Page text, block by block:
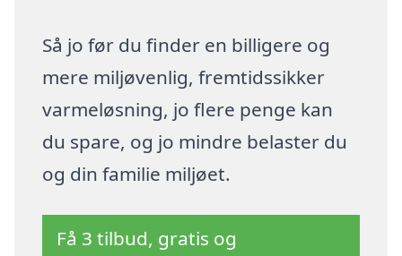
Så jo før du finder en billigere og
mere miljøvenlig, fremtidssikker
varmeløsning, jo flere penge kan
du spare, og jo mindre belaster du
og din familie miljøet.
Få 3 tilbud, gratis og